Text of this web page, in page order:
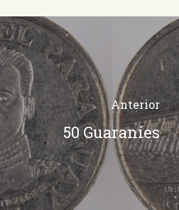
Anterior
50 Guaraníes